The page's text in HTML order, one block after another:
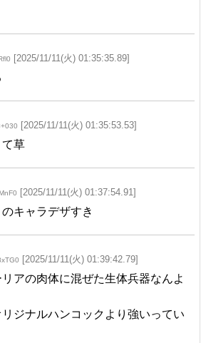
[2025/11/11(火) 01:35:35.89]
[2025/11/11(火) 01:35:53.53]
草
[2025/11/11(火) 01:37:54.91]
キャラデザすき
[2025/11/11(火) 01:39:42.79]
アの肉体に混ぜた生体兵器なんよ
ジナルハンコックより強いってい